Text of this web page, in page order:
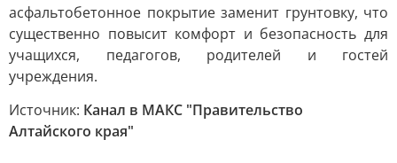
асфальтобетонное покрытие заменит грунтовку, что
существенно повысит комфорт и безопасность для
учащихся, педагогов, родителей и гостей
учреждения.
Источник: Канал в МАКС "Правительство
Алтайского края"